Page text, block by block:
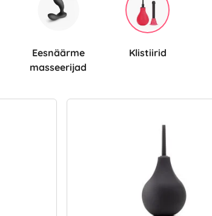
Eesnäärme
masseerijad
Klistiirid